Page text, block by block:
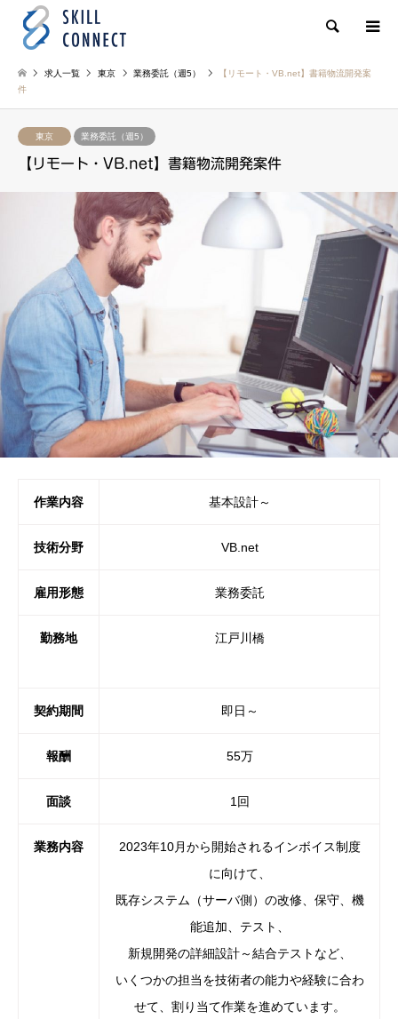
検索
求人一覧 東京 業務委託（週5）
【リモート・VB.net】書籍物流開発案
件
東京 業務委託（週5）
【リモート・VB.net】書籍物流開発案件
作業内容 基本設計～
技術分野 VB.net
雇用形態 業務委託
勤務地 江戸川橋
契約期間 即日～
報酬 55万
面談 1回
業務内容
2023年10月から開始されるインボイス制度
に向けて、
既存システム（サーバ側）の改修、保守、機
能追加、テスト、
新規開発の詳細設計～結合テストなど、
いくつかの担当を技術者の能力や経験に合わ
せて、 割り当て作業を進めています。